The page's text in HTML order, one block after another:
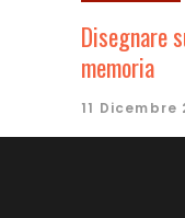
Disegnare
memoria
11 Dicembre